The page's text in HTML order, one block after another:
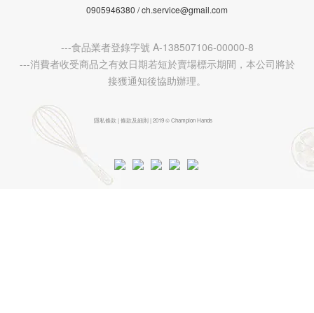
0905946380 / ch.service@gmail.com
---食品業者登錄字號 A-138507106-00000-8
---消費者收受商品之有效日期若短於賣場標示期間，本公司將於
接獲通知後協助辦理。
隱私條款 | 條款及細則 | 2019 © Champion Hands